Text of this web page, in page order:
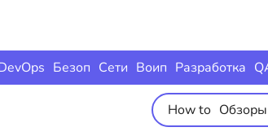
Безоп Сети Воип Разработка
How to Обзоры